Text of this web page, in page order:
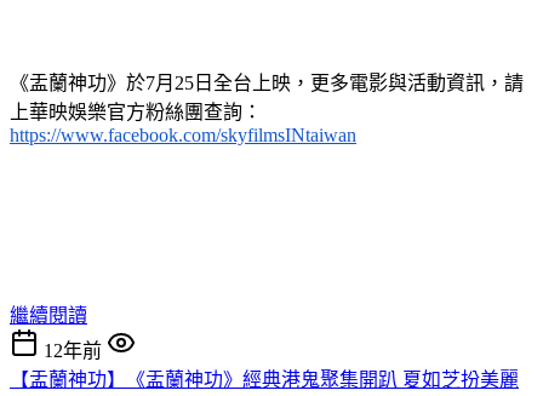
《盂蘭神功》於7月25日全台上映，更多電影與活動資訊，請
上華映娛樂官方粉絲團查詢：
https://www.facebook.com/skyfilmsINtaiwan
繼續閱讀
12年前
【盂蘭神功】《盂蘭神功》經典港鬼聚集開趴 夏如芝扮美麗